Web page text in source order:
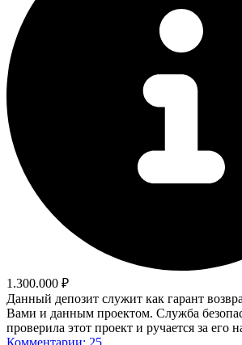
1.300.000 ₽
Данный депозит служит как гарант
Вами и данным проектом. Служба
проверила этот проект и ручается за его
Комментарии: 25